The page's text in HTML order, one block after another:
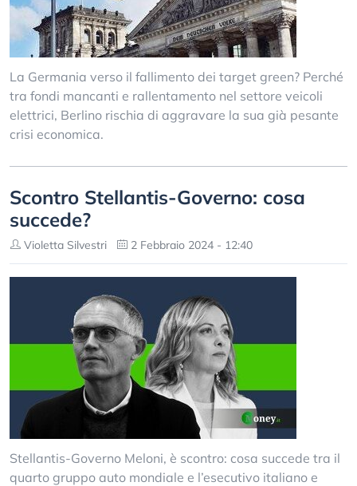
La Germania verso il fallimento dei target green? Perché
tra fondi mancanti e rallentamento nel settore veicoli
elettrici, Berlino rischia di aggravare la sua già pesante
crisi economica.
Scontro Stellantis-Governo: cosa
succede?
Violetta Silvestri 2 Febbraio 2024 - 12:40
Stellantis-Governo Meloni, è scontro: cosa succede tra il
quarto gruppo auto mondiale e l’esecutivo italiano e